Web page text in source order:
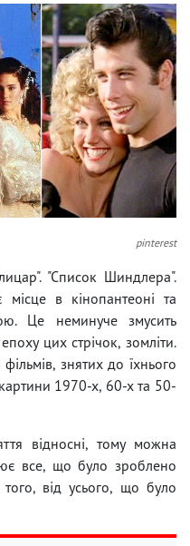
pinterest
"Список Шиндлера".
в кінопантеоні та
Це неминуче змусить
цих стрічок, зомліти.
знятих до їхнього
1970-х, 60-х та 50-
відносні, тому можна
все, що було зроблено
від усього, що було